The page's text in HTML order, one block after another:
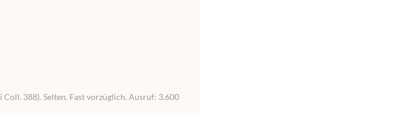
Coll. 388). Selten. Fast vorzüglich. Ausruf: 3.600